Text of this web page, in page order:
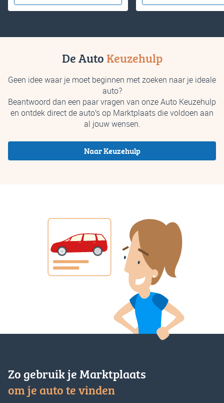
De AutoKeuzehulp
Geen idee waar je moet beginnen met zoeken naar je ideale
auto?
Beantwoord dan een paar vragen van onze Auto Keuzehulp
en ontdek direct de auto’s op Marktplaats die voldoen aan
al jouw wensen.
Naar Keuzehulp
Zo gebruik je Marktplaats
om je auto te vinden